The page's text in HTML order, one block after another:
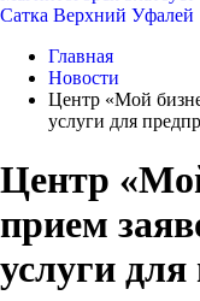
Сатка Верхний Уфалей
Главная
Новости
Центр «Мой
услуги для
Центр
прием
услуги